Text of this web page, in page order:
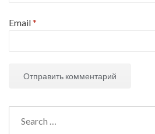
Email*
for: